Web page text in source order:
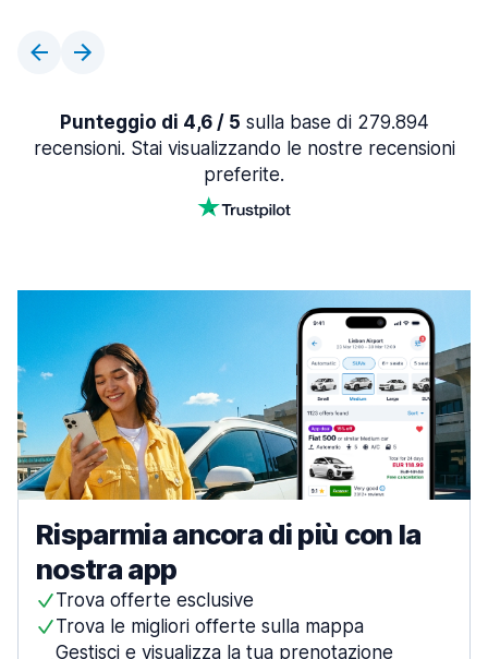
Punteggio di 4,6 / 5 sulla base di 279.894
recensioni. Stai visualizzando le nostre recensioni
preferite.
Risparmia ancora di più con la
nostra app
Trova offerte esclusive
Trova le migliori offerte sulla mappa
Gestisci e visualizza la tua prenotazione